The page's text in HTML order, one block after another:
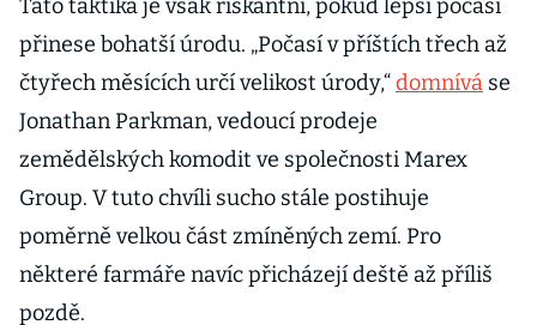
Tato taktika je však riskantní, pokud lepší počasí
přinese bohatší úrodu. „Počasí v příštích třech až
čtyřech měsících určí velikost úrody,“domnívá se
Jonathan Parkman, vedoucí prodeje
zemědělských komodit ve společnosti Marex
Group. V tuto chvíli sucho stále postihuje
poměrně velkou část zmíněných zemí. Pro
některé farmáře navíc přicházejí deště až příliš
pozdě.